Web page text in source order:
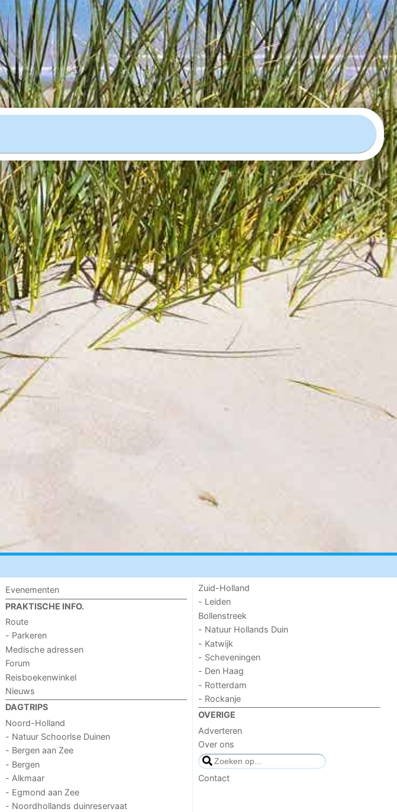
Evenementen
PRAKTISCHE INFO.
Route
- Parkeren
Medische adressen
Forum
Reisboekenwinkel
Nieuws
DAGTRIPS
Noord-Holland
- Natuur Schoorlse Duinen
- Bergen aan Zee
- Bergen
- Alkmaar
- Egmond aan Zee
- Noordhollands duinreservaat
Zuid-Holland
- Leiden
Bollenstreek
- Natuur Hollands Duin
- Katwijk
- Scheveningen
- Den Haag
- Rotterdam
- Rockanje
OVERIGE
Adverteren
Over ons
Contact